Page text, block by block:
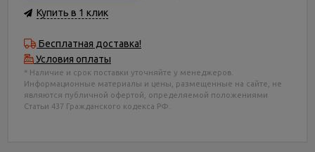
Купить в 1 клик
Бесплатная доставка!
Условия оплаты
* Наличие и срок поставки уточняйте у менеджеров.
Информационные материалы и цены, размещенные на сайте, не
являются публичной офертой, определяемой положениями
Статьи 437 Гражданского кодекса РФ.